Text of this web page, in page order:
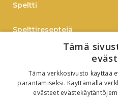
Speltti
Spelttireseptejä
Verkkokauppaan
Tämä
Tämä verkkosivusto käyttää
parantamiseksi. Käyttämällä
evästeet